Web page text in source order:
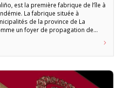
est la première fabrique de l’île à
La fabrique située à
de la province de La
un foyer de propagation de
détails sur le nombre de